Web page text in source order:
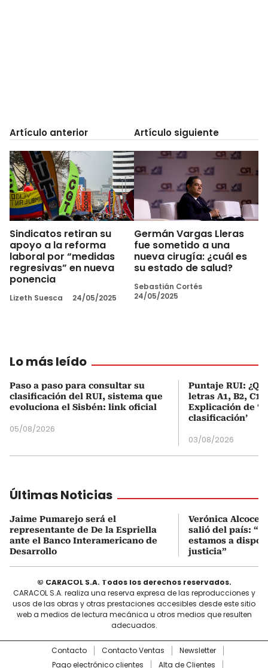
Artículo anterior
Sindicatos retiran su
apoyo a la reforma
laboral por “medidas
regresivas” en nueva
ponencia
Lizeth Suesca 24/05/2025
Artículo siguiente
Germán Vargas Lleras
fue sometido a una
nueva cirugía: ¿cuál es
su estado de salud?
Sebastián Cortés
24/05/2025
Lo más leído
Paso a paso para consultar su
clasificación del RUI, sistema que
evoluciona el Sisbén: link oficial
05/08/2026
Puntaje RUI:
letras A1, B2, C1
Explicación de
clasificación’
03/08/2026
Últimas Noticias
Jaime Pumarejo será el
representante de De la Espriella
ante el Banco Interamericano de
Desarrollo
Verónica Alcocer
salió del país:
estamos a
justicia”
© CARACOL S.A. Todos los derechos reservados.
CARACOL S.A. realiza una reserva expresa de las reproducciones y
usos de las obras y otras prestaciones accesibles desde este sitio
web a medios de lectura mecánica u otros medios que resulten
adecuados.
Contacto Contacto Ventas
Newsletter
Pago electrónico clientes
Alta de Clientes